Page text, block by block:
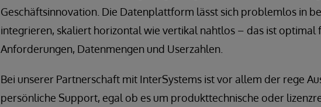
Geschäftsinnovation. Die Datenplattform lässt sich problemlos in
integrieren, skaliert horizontal wie vertikal nahtlos – das ist optimal
Anforderungen, Datenmengen und Userzahlen.
Bei unserer Partnerschaft mit InterSystems ist vor allem der rege
persönliche Support, egal ob es um produkttechnische oder